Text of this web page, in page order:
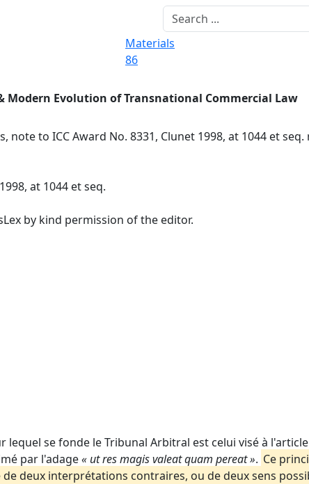
Materials
86
Modern Evolution of Transnational Commercial Law
note to ICC Award No. 8331, Clunet 1998, at 1044 et
at 1044 et seq.
by kind permission of the editor.
lequel se fonde le Tribunal Arbitral est celui visé à
par l'adage« ut res magis valeat quam pereat ». Ce
deux interprétations contraires, ou de deux sens